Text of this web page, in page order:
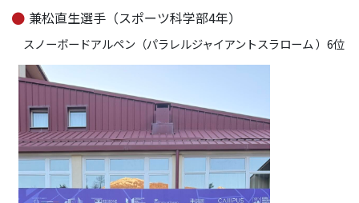
兼松直生選手（スポーツ科学部4年）
スノーボードアルペン（パラレルジャイアントスラローム ）6位